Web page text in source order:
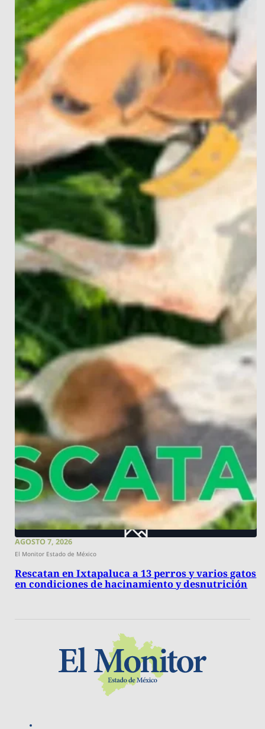
AGOSTO 7, 2026
El Monitor Estado de México
Rescatan en Ixtapaluca a 13 perros y varios gatos
en condiciones de hacinamiento y desnutrición